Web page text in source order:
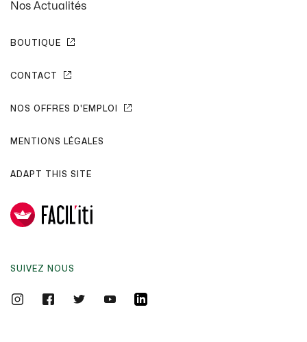
Nos Actualités
BOUTIQUE
CONTACT
NOS OFFRES D'EMPLOI
MENTIONS LÉGALES
ADAPT THIS SITE
SUIVEZ NOUS